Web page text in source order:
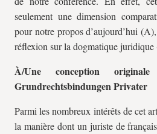
seulement une dimension
pour notre propos d’aujourd’hui
réflexion sur la dogmatique
À/Une conception
Grundrechtsbindungen Privater
Parmi les nombreux intérêts de cet
la manière dont un juriste de